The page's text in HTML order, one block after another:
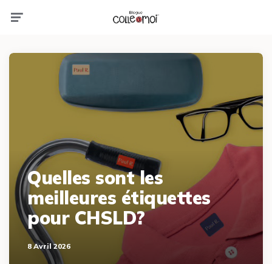
Quelles sont les
meilleures étiquettes
pour CHSLD?
8 Avril 2026